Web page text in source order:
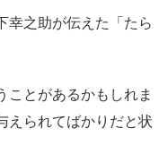
幸之助が伝えた「たら
ことがあるかもしれま
えられてばかりだと状